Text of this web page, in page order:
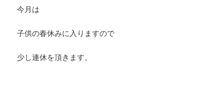
今月は
子供の春休みに入りますので
少し連休を頂きます。